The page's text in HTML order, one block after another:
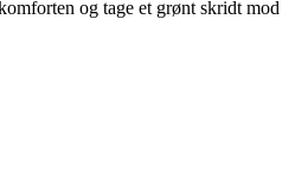
og tage et grønt skridt mod